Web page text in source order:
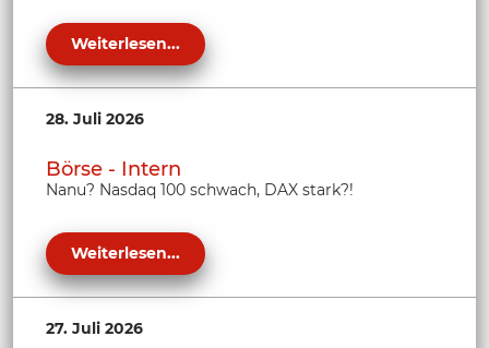
Weiterlesen...
28. Juli 2026
Börse - Intern
Nanu? Nasdaq 100 schwach, DAX stark?!
Weiterlesen...
27. Juli 2026